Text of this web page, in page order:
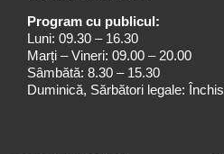
Program cu publicul:
Luni: 09.30 – 16.30
Marți – Vineri: 09.00 – 20.00
Sâmbătă: 8.30 – 15.30
Duminică, Sărbători legale: Închis